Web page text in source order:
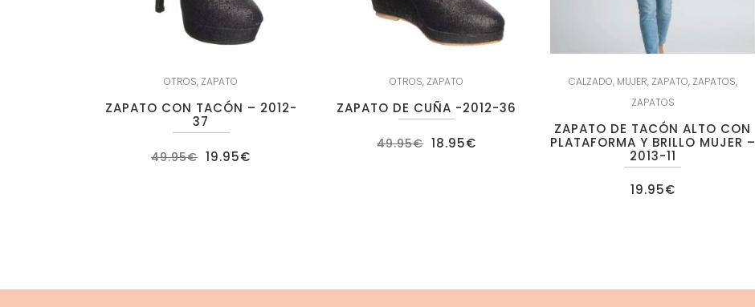
OTROS, ZAPATO
ZAPATO CON TACÓN – 2012-
37
49.95€ El
precio
19.95€
OTROS, ZAPATO
ZAPATO DE CUÑA -2012-36
49.95€ El
precio
18.95€
CALZADO, MUJER, ZAPATO, ZAPATOS,
ZAPATOS
ZAPATO DE TACÓN ALTO CON
PLATAFORMA Y BRILLO MUJER –
2013-11
19.95€